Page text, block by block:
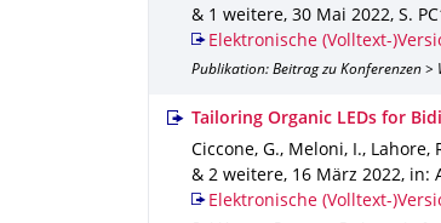
& 1 weitere, 30 Mai 2022, S.
Elektronische (Volltext-
Publikation: Beitrag zu Konferenzen >
Tailoring Organic LEDs for
Ciccone, G., Meloni, I., Lahore,
& 2 weitere, 16 März 2022, in:
Elektronische (Volltext-